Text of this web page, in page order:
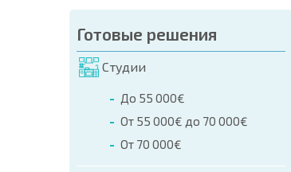
Готовые решения
Студии
До 55 000€
От 55 000€ до 70 000€
От 70 000€